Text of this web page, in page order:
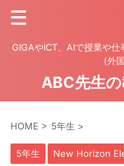
GIGAやICT、AIで授業や
(外
ABC先生
HOME > 5年生 >
5年生 New Horizon